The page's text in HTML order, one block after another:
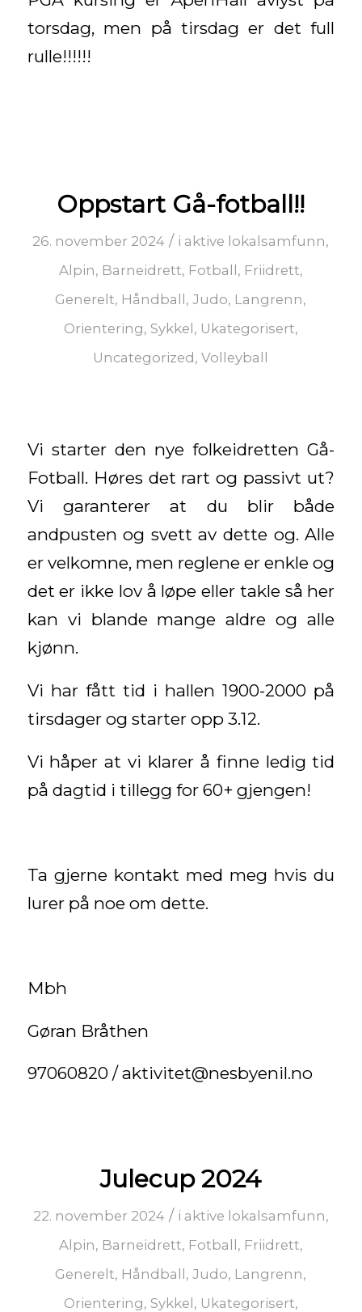
torsdag, men på tirsdag er det full
rulle!!!!!!
Oppstart Gå-fotball!!
26. november 2024 / i aktive lokalsamfunn,
Alpin, Barneidrett, Fotball , Friidrett,
Generelt, Håndball ,Judo, Langrenn,
Orientering, Sykkel , Ukategorisert,
Uncategorized ,Volleyball
Vi starter den nye folkeidretten Gå-
Fotball. Høres det rart og passivt ut?
Vi garanterer at du blir både
andpusten og svett av dette og. Alle
er velkomne, men reglene er enkle og
det er ikke lov å løpe eller takle så her
kan vi blande mange aldre og alle
kjønn.
Vi har fått tid i hallen 1900-2000 på
tirsdager og starter opp 3.12.
Vi håper at vi klarer å finne ledig tid
på dagtid i tillegg for 60+ gjengen!
Ta gjerne kontakt med meg hvis du
lurer på noe om dette.
Mbh
Gøran Bråthen
97060820 / aktivitet@nesbyenil.no
Julecup 2024
22. november 2024 / i aktive lokalsamfunn,
Alpin, Barneidrett, Fotball, Friidrett,
Generelt, Håndball,Judo, Langrenn,
Orientering, Sykkel, Ukategorisert,